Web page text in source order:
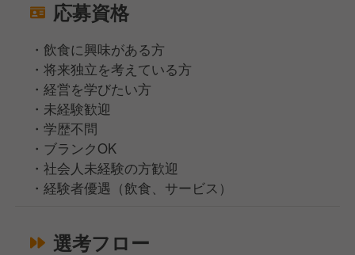
応募資格
・飲食に興味がある方
・将来独立を考えている方
・経営を学びたい方
・未経験歓迎
・学歴不問
・ブランクOK
・社会人未経験の方歓迎
・経験者優遇（飲食、サービス）
選考フロー